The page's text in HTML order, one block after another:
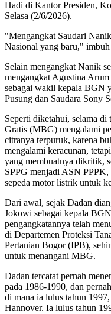
Hadi di Kantor Presiden,
Selasa (2/6/2026).
"Mengangkat Saudari
Nasional yang baru," imbuh
Selain mengangkat Nanik
mengangkat Agustina
sebagai wakil kepala BGN
Pusung dan Saudara Sony
Seperti diketahui, selama
Gratis (MBG) mengalami
citranya terpuruk, karena
mengalami keracunan,
yang membuatnya dikritik,
SPPG menjadi ASN
sepeda motor listrik untuk
Dari awal, sejak Dadan
Jokowi sebagai kepala
pengangkatannya telah
di Departemen Proteksi
Pertanian Bogor (IPB),
untuk menangani MBG.
Dadan tercatat pernah
pada 1986-1990, dan
di mana ia lulus tahun
Hannover. Ia lulus tahun